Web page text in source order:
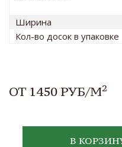
Ширина
Кол-во досок в упаковке
ОТ 1450 РУБ/М2
В